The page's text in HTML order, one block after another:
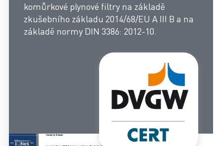
komůrkové plynové filtry na základě
zkušebního základu 2014/68/EU A III B a na
základě normy DIN 3386: 2012-10.